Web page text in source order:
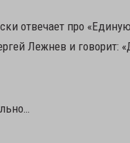
отвечает про
Лежнев и говорит: